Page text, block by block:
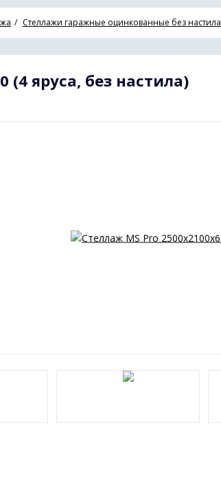
Стеллажи гаражные оцинкованные без настила
(4 яруса, без настила)